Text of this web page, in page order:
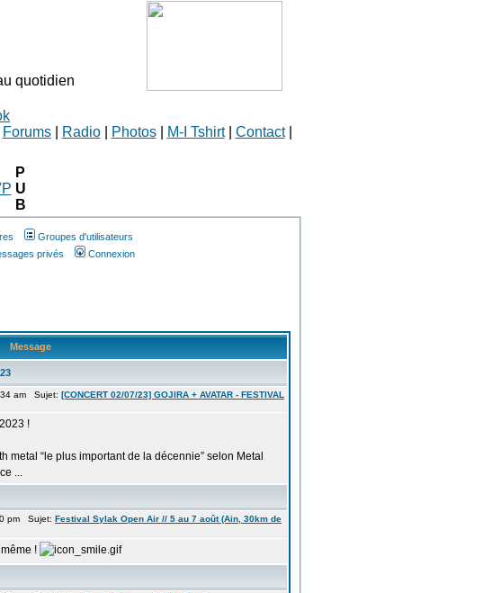
quotidien
Forums| Radio| Photos| M-I Tshirt| Contact|
P
U
B
Groupes d'utilisateurs
privés Connexion
Message
am Sujet: [CONCERT 02/07/23] GOJIRA + AVATAR - FESTIVAL
!
metal “le plus important de la décennie” selon Metal
...
pm Sujet: Festival Sylak Open Air // 5 au 7 août (Ain, 30km de
!